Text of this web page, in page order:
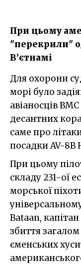
При цьому
"перекрили"
В’єтнамі
Для охорони судноплавства в Червоному
морі було
авіаносців
десантних
саме про
посадки AV-8B
При цьому
складу 231-ої
морської
Bataan,
збиття
єменських